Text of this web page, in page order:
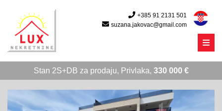
+385 91 2131 501
suzana.jakovac@gmail.com
Menu
Stan 2S+DB za prodaju, Privlaka, 330 000 €